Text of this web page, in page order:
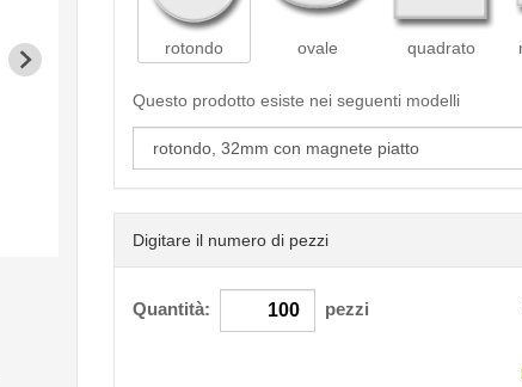
rotondo ovale quadrato
Questo prodotto esiste nei seguenti modelli
Digitare il numero di pezzi
Quantità: pezzi
< /picture>